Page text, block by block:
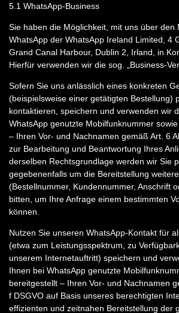
5.1 WhatsApp-Business
Sie haben die Möglichkeit, mit uns über den
WhatsApp der WhatsApp Ireland Limited, 4
Grand Canal Harbour, Dublin 2, Irland, in
Hierfür verwenden wir die sog. „Business-
Sofern Sie uns anlässlich eines konkreten
(beispielsweise einer getätigten Bestellung)
kontaktieren, speichern und verwenden wir
WhatsApp genutzte Mobilfunknummer
– Ihren Vor- und Nachnamen gemäß Art. 6
zur Bearbeitung und Beantwortung Ihres
derselben Rechtsgrundlage werden wir Sie
gegebenenfalls um die Bereitstellung
(Bestellnummer, Kundennummer, Anschrift
bitten, um Ihre Anfrage einem bestimmten
können.
Nutzen Sie unseren WhatsApp-Kontakt für
(etwa zum Leistungsspektrum, zu
unserem Internetauftritt) speichern und
Ihnen bei WhatsApp genutzte
bereitgestellt – Ihren Vor- und Nachnamen
f DSGVO auf Basis unseres berechtigten
effizienten und zeitnahen Bereitstellung der